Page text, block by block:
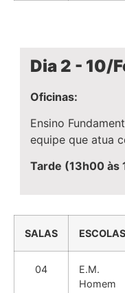
Dia 2 - 10/
Oficinas:
Ensino
equipe que atua
Tarde (13h00 às
SALAS ESCOLAS
04
E.M.
Homem